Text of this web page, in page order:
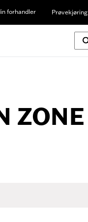
forhandler Prøvekjøring
ZONE